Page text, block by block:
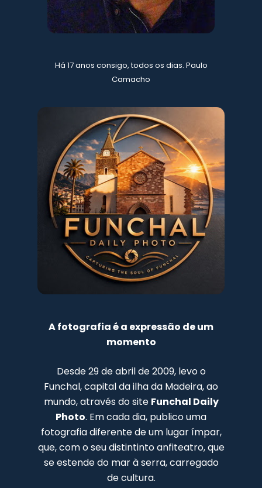
Há 17 anos consigo, todos os dias. Paulo
Camacho
A fotografia é a expressão de um
momento
Desde 29 de abril de 2009, levo o
Funchal, capital da ilha da Madeira, ao
mundo, através do site Funchal Daily
Photo. Em cada dia, publico uma
fotografia diferente de um lugar ímpar,
que, com o seu distintinto anfiteatro, que
se estende do mar à serra, carregado
de cultura.